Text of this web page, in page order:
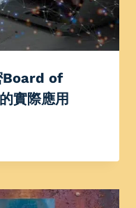
Board of
實際應用